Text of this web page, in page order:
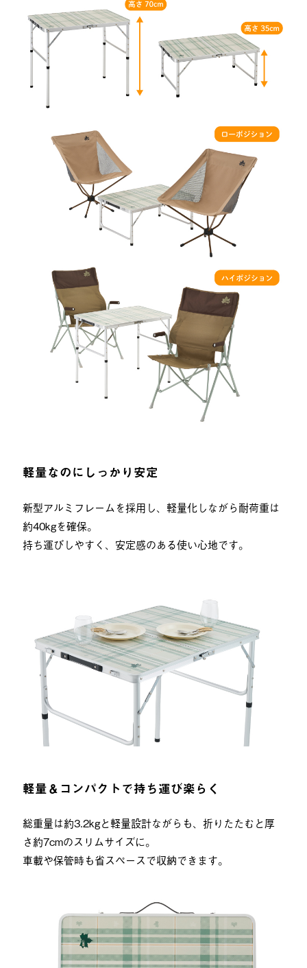
軽量なのにしっかり安定
新型アルミフレームを採用し、軽量化しながら耐荷重は
約40kgを確保。
持ち運びしやすく、安定感のある使い心地です。
軽量＆コンパクトで持ち運び楽らく
総重量は約3.2kgと軽量設計ながらも、折りたたむと厚
さ約7cmのスリムサイズに。
車載や保管時も省スペースで収納できます。